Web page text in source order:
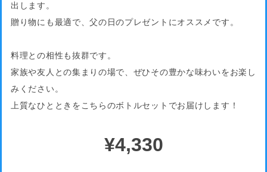
出します。
贈り物にも最適で、父の日のプレゼントにオススメです。
料理との相性も抜群です。
家族や友人との集まりの場で、ぜひその豊かな味わいをお楽し
みください。
上質なひとときをこちらのボトルセットでお届けします！
¥4,330